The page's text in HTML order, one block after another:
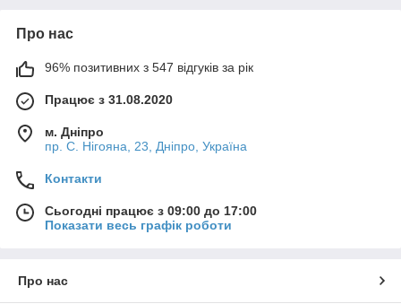
Про нас
96% позитивних з 547 відгуків за рік
Працює з 31.08.2020
м. Дніпро
пр. С. Нігояна, 23, Дніпро, Україна
Контакти
Сьогодні працює з 09:00 до 17:00
Показати весь графік роботи
Про нас